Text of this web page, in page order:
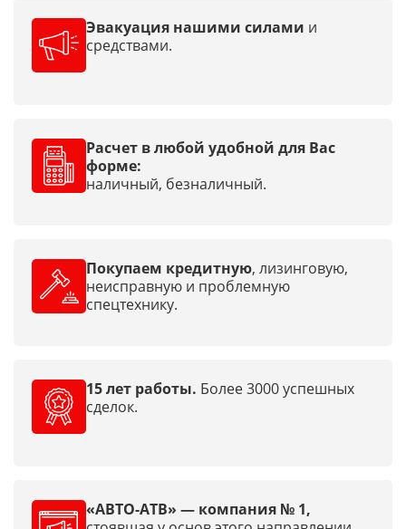
Эвакуация нашими силами и
средствами.
Расчет в любой удобной для Вас
форме:
наличный, безналичный.
Покупаем кредитную, лизинговую,
неисправную и проблемную
спецтехнику.
15 лет работы. Более 3000 успешных
сделок.
«АВТО-АТВ» — компания № 1,